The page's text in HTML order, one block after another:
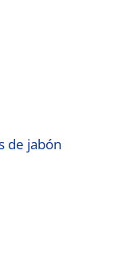
de jabón